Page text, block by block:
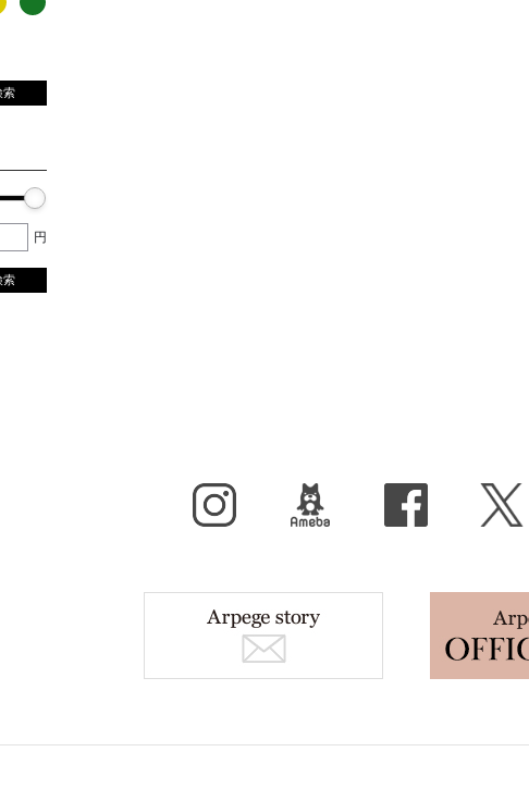
索
円
索